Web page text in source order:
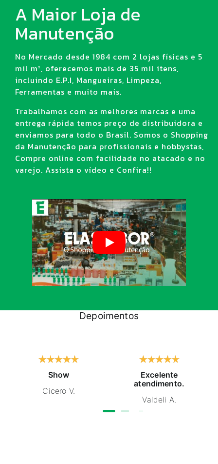
A Maior Loja de
Manutenção
No Mercado desde 1984 com 2 lojas físicas e 5
mil m², oferecemos mais de 35 mil itens,
incluindo E.P.I, Mangueiras, Limpeza,
Ferramentas e muito mais.
Trabalhamos com as melhores marcas e uma
entrega rápida temos preço de distribuidora e
enviamos para todo o Brasil. Somos o Shopping
da Manutenção para profissionais e hobbystas,
Compre online com facilidade no atacado e no
varejo. Assista o vídeo e Confira!!
Depoimentos
Show
Cicero V.
Excelente
atendimento.
Valdeli A.